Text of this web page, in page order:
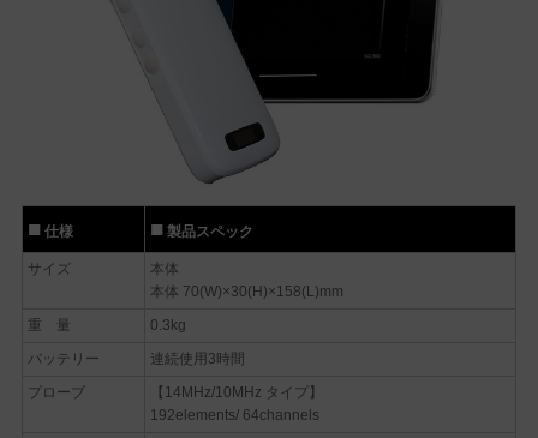
仕様 製品スペック
サイズ
本体
本体 70(W)×30(H)×158(L)mm
重 量
0.3kg
バッテリー
連続使用3時間
プローブ
【14MHz/10MHz タイプ】
192elements/ 64channels